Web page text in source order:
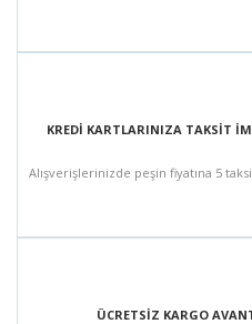
KREDİ KARTLARINIZA TAKSİT
Alışverişlerinizde peşin fiyatına 5
ÜCRETSİZ KARGO